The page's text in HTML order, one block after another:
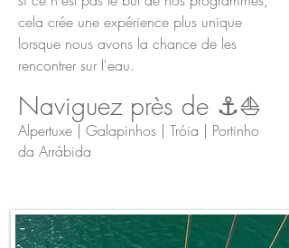
cela crée une expérience plus unique
lorsque nous avons la chance de les
rencontrer sur l'eau.
Naviguez près de ⚓️⛵️
Alpertuxe | Galapinhos | Tróia | Portinho
da Arrábida